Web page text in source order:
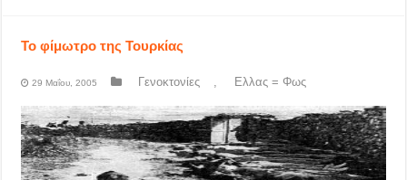
Το φίμωτρο της Τουρκίας
29 Μαΐου, 2005 Γενοκτονίες , Ελλας = Φως